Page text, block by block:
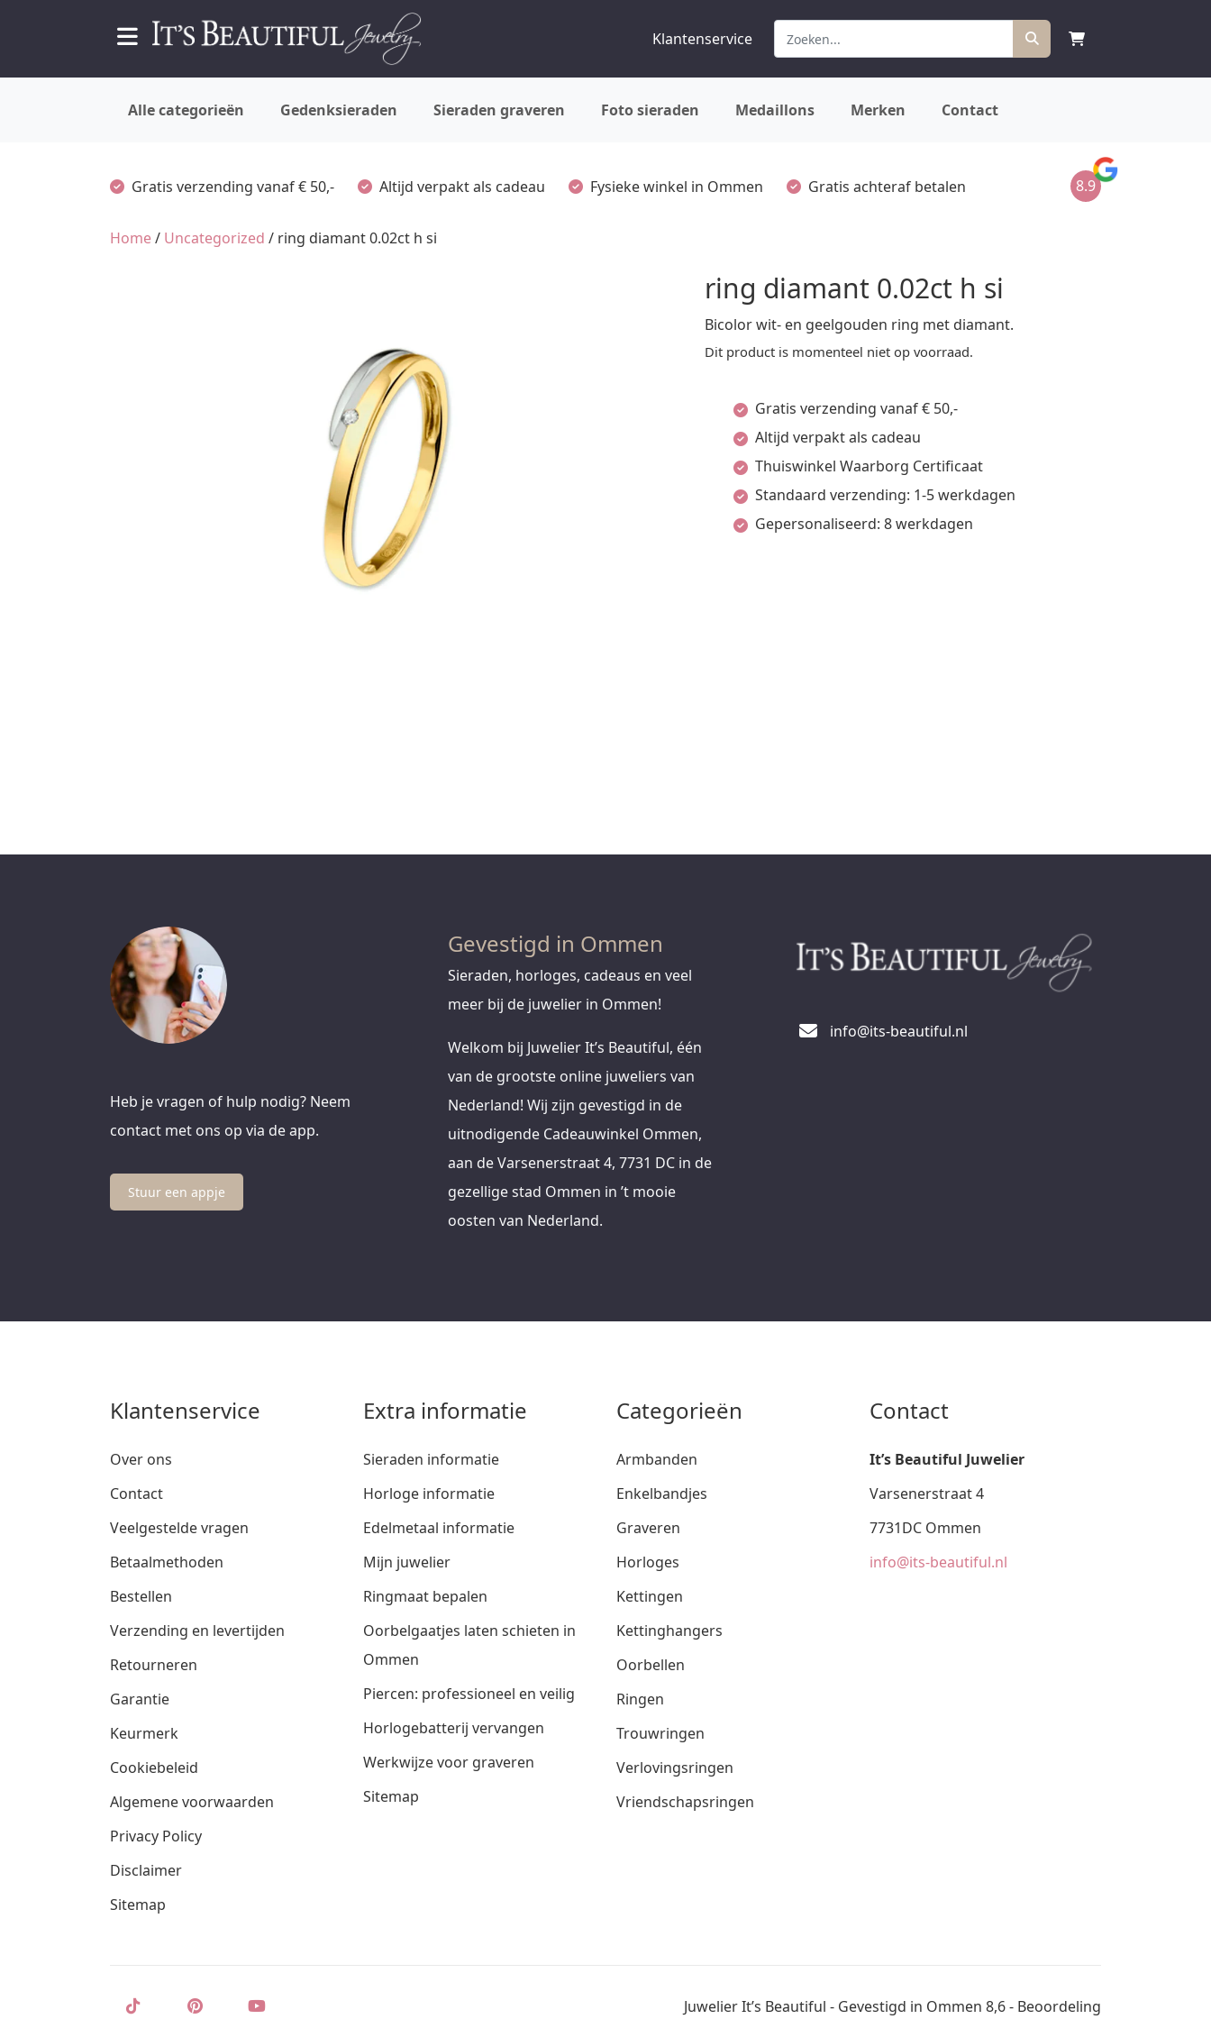
Klantenservice
Alle categorieën Gedenksieraden Sieraden graveren Foto sieraden Medaillons Merken Contact
Gratis verzending vanaf € 50,- Altijd verpakt als cadeau Fysieke winkel in Ommen Gratis achteraf betalen 8.9
Home/ Uncategorized / ring diamant 0.02ct h si
ring diamant 0.02ct h si
Bicolor wit- en geelgouden ring met diamant.
Dit product is momenteel niet op voorraad.
Gratis verzending vanaf € 50,-
Altijd verpakt als cadeau
Thuiswinkel Waarborg Certificaat
Standaard verzending: 1-5 werkdagen
Gepersonaliseerd: 8 werkdagen
Heb je vragen of hulp nodig? Neem
contact met ons op via de app.
Stuur een appje
Gevestigd in Ommen
Sieraden, horloges, cadeaus en veel
meer bij de juwelier in Ommen!
Welkom bij Juwelier It’s Beautiful, één
van de grootste online juweliers van
Nederland! Wij zijn gevestigd in de
uitnodigende Cadeauwinkel Ommen,
aan de Varsenerstraat 4, 7731 DC in de
gezellige stad Ommen in ’t mooie
oosten van Nederland.
info@its-beautiful.nl
Klantenservice
Over ons
Contact
Veelgestelde vragen
Betaalmethoden
Bestellen
Verzending en levertijden
Retourneren
Garantie
Keurmerk
Cookiebeleid
Algemene voorwaarden
Privacy Policy
Disclaimer
Sitemap
Extra informatie
Sieraden informatie
Horloge informatie
Edelmetaal informatie
Mijn juwelier
Ringmaat bepalen
Oorbelgaatjes laten schieten in
Ommen
Piercen: professioneel en veilig
Horlogebatterij vervangen
Werkwijze voor graveren
Sitemap
Categorieën
Armbanden
Enkelbandjes
Graveren
Horloges
Kettingen
Kettinghangers
Oorbellen
Ringen
Trouwringen
Verlovingsringen
Vriendschapsringen
Contact
It’s Beautiful Juwelier
Varsenerstraat 4
7731DC Ommen
info@its-beautiful.nl
Juwelier It’s Beautiful - Gevestigd in Ommen 8,6 - Beoordeling